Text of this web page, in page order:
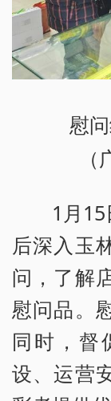
慰
1月
后深入玉
问，了解
慰问品。
同时，督
设、运营